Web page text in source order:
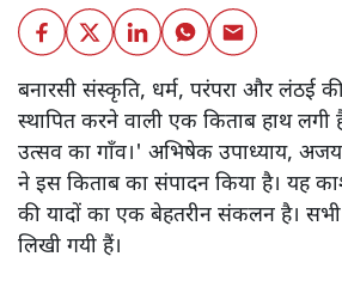
बनारसी संस्कृति, धर्म, परंपरा और लंठई
स्थापित करने वाली एक किताब हाथ लगी
उत्सव का गाँव।' अभिषेक उपाध्याय,
ने इस किताब का संपादन किया है। यह
की यादों का एक बेहतरीन संकलन है। सभी
लिखी गयी हैं।